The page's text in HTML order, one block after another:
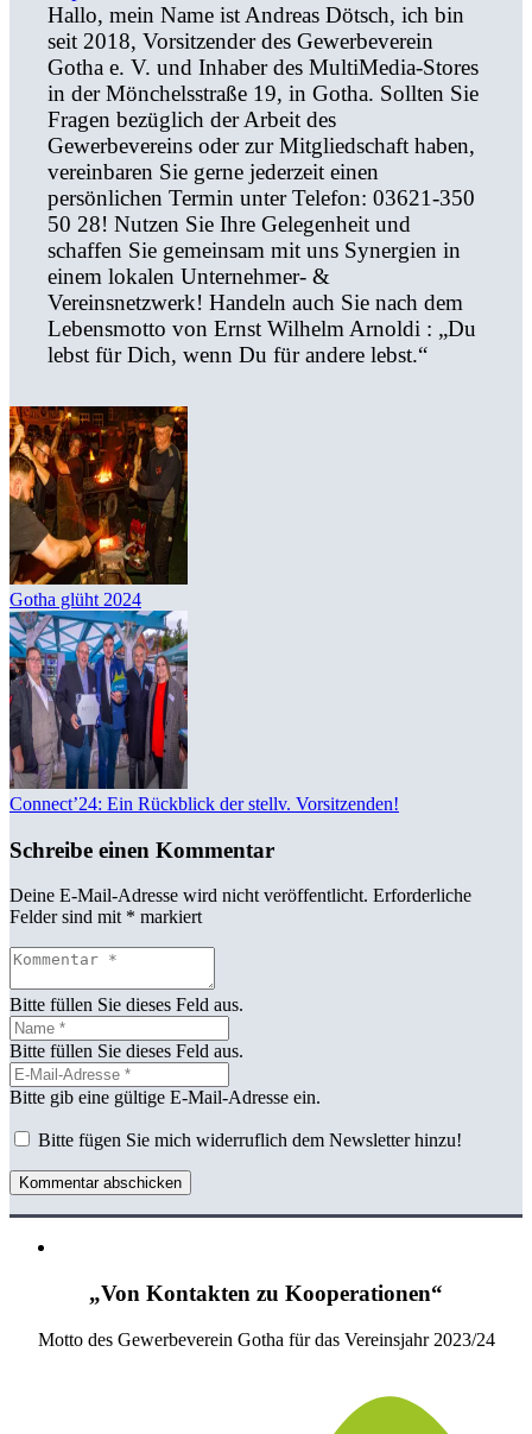
Hallo, mein Name ist Andreas Dötsch, ich bin
seit 2018, Vorsitzender des Gewerbeverein
Gotha e. V. und Inhaber des MultiMedia-Stores
in der Mönchelsstraße 19, in Gotha. Sollten Sie
Fragen bezüglich der Arbeit des
Gewerbevereins oder zur Mitgliedschaft haben,
vereinbaren Sie gerne jederzeit einen
persönlichen Termin unter Telefon: 03621-350
50 28! Nutzen Sie Ihre Gelegenheit und
schaffen Sie gemeinsam mit uns Synergien in
einem lokalen Unternehmer- &
Vereinsnetzwerk! Handeln auch Sie nach dem
Lebensmotto von Ernst Wilhelm Arnoldi : „Du
lebst für Dich, wenn Du für andere lebst.“
Gotha glüht 2024
Connect’24: Ein Rückblick der stellv. Vorsitzenden!
Schreibe einen Kommentar
Deine E-Mail-Adresse wird nicht veröffentlicht. Erforderliche
Felder sind mit * markiert
Bitte füllen Sie dieses Feld aus.
Bitte füllen Sie dieses Feld aus.
Bitte gib eine gültige E-Mail-Adresse ein.
Bitte fügen Sie mich widerruflich dem Newsletter hinzu!
Kommentar abschicken
„Von Kontakten zu Kooperationen“
Motto des Gewerbeverein Gotha für das Vereinsjahr 2023/24